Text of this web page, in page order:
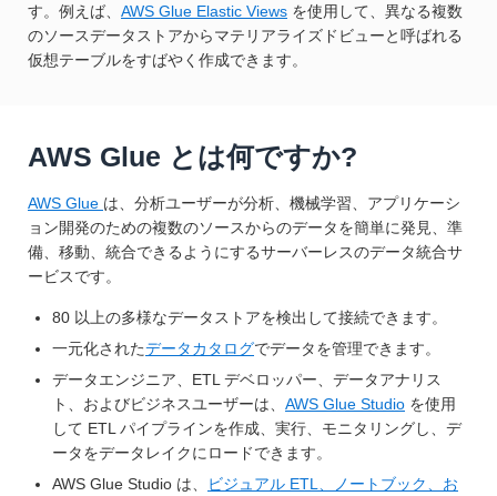
す。例えば、 AWS Glue Elastic Views を使用して、異なる複数
のソースデータストアからマテリアライズドビューと呼ばれる
仮想テーブルをすばやく作成できます。
AWS Glue とは何ですか?
AWS Glue は、分析ユーザーが分析、機械学習、アプリケーシ
ョン開発のための複数のソースからのデータを簡単に発見、準
備、移動、統合できるようにするサーバーレスのデータ統合サ
ービスです。
80 以上の多様なデータストアを検出して接続できます。
一元化されたデータカタログでデータを管理できます。
データエンジニア、ETL デベロッパー、データアナリス
ト、およびビジネスユーザーは、 AWS Glue Studio を使用
して ETL パイプラインを作成、実行、モニタリングし、デ
ータをデータレイクにロードできます。
AWS Glue Studio は、
ビジュアル ETL、ノートブック、お